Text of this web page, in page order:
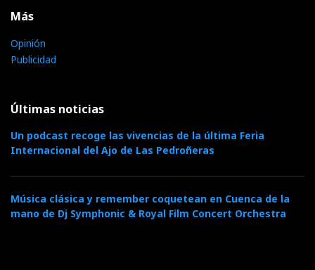
Más
Opinión
Publicidad
Últimas noticias
Un podcast recoge las vivencias de la última Feria
Internacional del Ajo de Las Pedroñeras
Música clásica y remember coquetean en Cuenca de la
mano de Dj Symphonic & Royal Film Concert Orchestra